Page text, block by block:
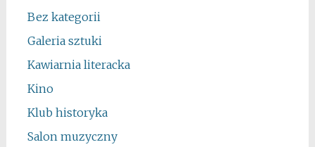
Bez kategorii
Galeria sztuki
Kawiarnia literacka
Kino
Klub historyka
Salon muzyczny